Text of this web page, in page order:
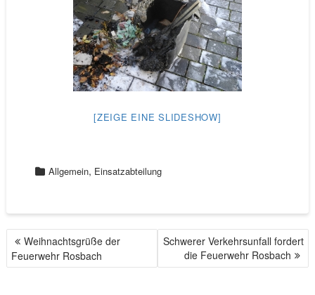
[ZEIGE EINE SLIDESHOW]
Allgemein, Einsatzabteilung
B
E
Weihnachtsgrüße der
Feuerwehr Rosbach
Schwerer Verkehrsunfall fordert
die Feuerwehr Rosbach